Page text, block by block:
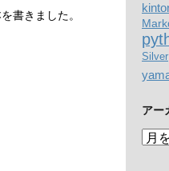
書きました。
Silver
アー
ア